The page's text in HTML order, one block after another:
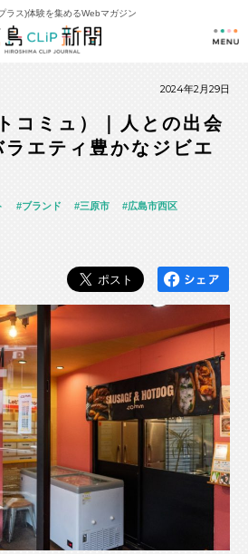
ラス)体験を集めるWebマガジン
2024年2月29日
コミュ）｜人との出会
エティ豊かなジビエ
ブランド 三原市 広島市西区